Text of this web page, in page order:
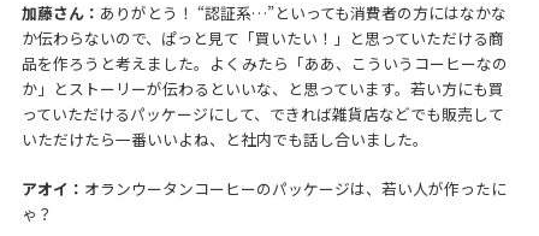
加藤さん： ありがとう！ “認証系…”といっても消費者の方にはなかな
か伝わらないので、ぱっと見て「買いたい！」と思っていただける商
品を作ろうと考えました。よくみたら「ああ、こういうコーヒーなの
か」とストーリーが伝わるといいな、と思っています。若い方にも買
っていただけるパッケージにして、できれば雑貨店などでも販売して
いただけたら一番いいよね、と社内でも話し合いました。
アオイ： オランウータンコーヒーのパッケージは、若い人が作ったに
ゃ？